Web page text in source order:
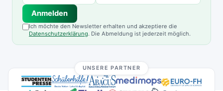
Anmelden
Ich möchte den Newsletter erhalten und akzeptiere die
Datenschutzerklärung. Die Abmeldung ist jederzeit möglich.
UNSERE PARTNER